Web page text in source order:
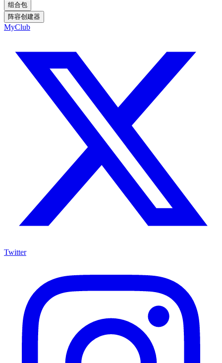
组合包
阵容创建器
MyClub
Twitter